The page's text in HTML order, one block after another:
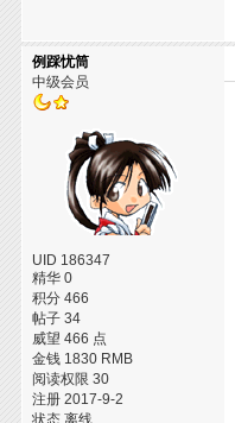
例踩忧筒
中级会员
UID 186347
精华 0
积分 466
帖子 34
威望 466 点
金钱 1830 RMB
阅读权限 30
注册 2017-9-2
状态 离线